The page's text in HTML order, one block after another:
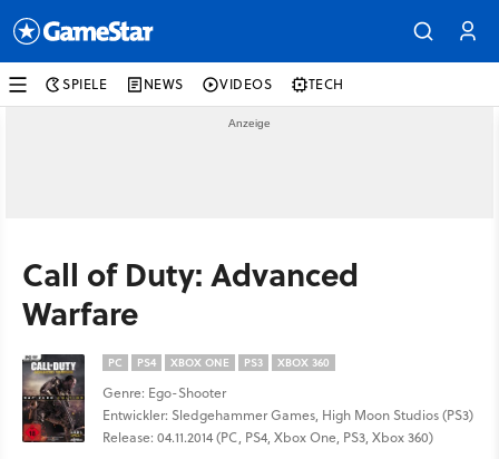
SPIELE NEWS VIDEOS TECH
Call of Duty: Advanced
Warfare
PC PS4 XBOX ONE PS3 XBOX 360
Genre: Ego-Shooter
Entwickler: Sledgehammer Games, High Moon Studios (PS3)
Release: 04.11.2014 (PC, PS4, Xbox One, PS3, Xbox 360)